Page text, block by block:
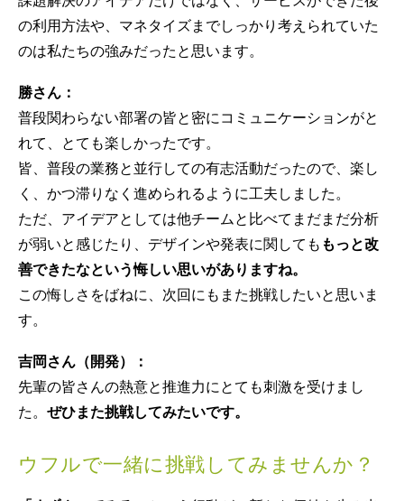
の利用方法や、マネタイズまでしっかり考えられていた
のは私たちの強みだったと思います。
勝さん：
普段関わらない部署の皆と密にコミュニケーションがと
れて、とても楽しかったです。
皆、普段の業務と並行しての有志活動だったので、楽し
く、かつ滞りなく進められるように工夫しました。
ただ、アイデアとしては他チームと比べてまだまだ分析
が弱いと感じたり、デザインや発表に関しても もっと改
善できたなという悔しい思いがありますね。
この悔しさをばねに、次回にもまた挑戦したいと思いま
す。
吉岡さん（開発）：
先輩の皆さんの熱意と推進力にとても刺激を受けまし
た。 ぜひまた挑戦してみたいです。
ウフルで一緒に挑戦してみませんか？